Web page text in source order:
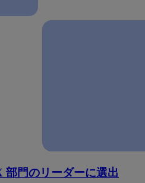
部門のリーダーに選出